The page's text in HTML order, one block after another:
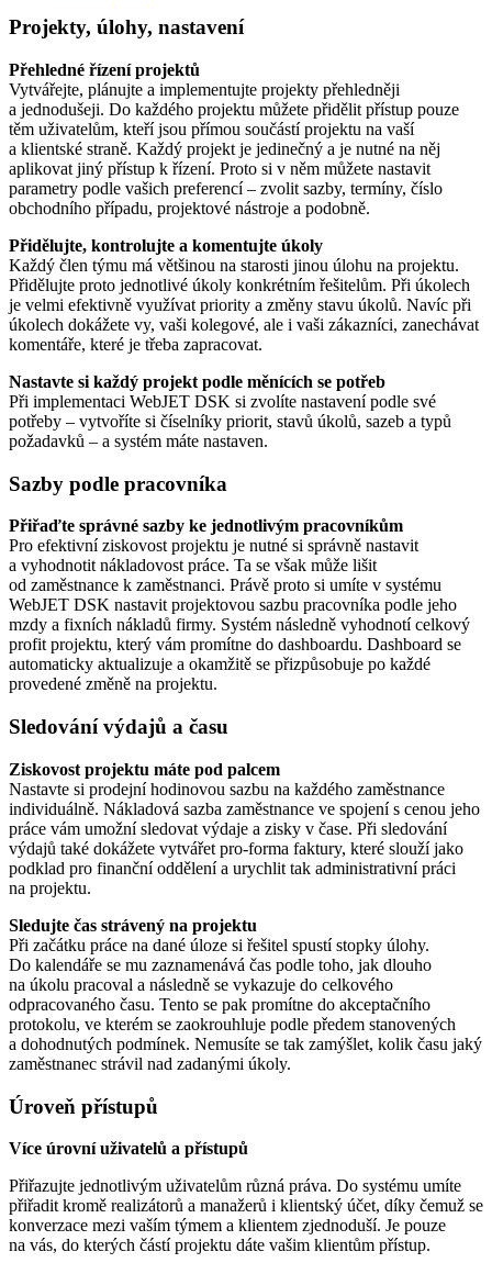
Projekty, úlohy, nastavení
Přehledné řízení projektů
Vytvářejte, plánujte a implementujte projekty přehledněji
a jednodušeji. Do každého projektu můžete přidělit přístup pouze
těm uživatelům, kteří jsou přímou součástí projektu na vaší
a klientské straně. Každý projekt je jedinečný a je nutné na něj
aplikovat jiný přístup k řízení. Proto si v něm můžete nastavit
parametry podle vašich preferencí – zvolit sazby, termíny, číslo
obchodního případu, projektové nástroje a podobně.
Přidělujte, kontrolujte a komentujte úkoly
Každý člen týmu má většinou na starosti jinou úlohu na projektu.
Přidělujte proto jednotlivé úkoly konkrétním řešitelům. Při úkolech
je velmi efektivně využívat priority a změny stavu úkolů. Navíc při
úkolech dokážete vy, vaši kolegové, ale i vaši zákazníci, zanechávat
komentáře, které je třeba zapracovat.
Nastavte si každý projekt podle měnících se potřeb
Při implementaci WebJET DSK si zvolíte nastavení podle své
potřeby – vytvoříte si číselníky priorit, stavů úkolů, sazeb a typů
požadavků – a systém máte nastaven.
Sazby podle pracovníka
Přiřaďte správné sazby ke jednotlivým pracovníkům
Pro efektivní ziskovost projektu je nutné si správně nastavit
a vyhodnotit nákladovost práce. Ta se však může lišit
od zaměstnance k zaměstnanci. Právě proto si umíte v systému
WebJET DSK nastavit projektovou sazbu pracovníka podle jeho
mzdy a fixních nákladů firmy. Systém následně vyhodnotí celkový
profit projektu, který vám promítne do dashboardu. Dashboard se
automaticky aktualizuje a okamžitě se přizpůsobuje po každé
provedené změně na projektu.
Sledování výdajů a času
Ziskovost projektu máte pod palcem
Nastavte si prodejní hodinovou sazbu na každého zaměstnance
individuálně. Nákladová sazba zaměstnance ve spojení s cenou jeho
práce vám umožní sledovat výdaje a zisky v čase. Při sledování
výdajů také dokážete vytvářet pro-forma faktury, které slouží jako
podklad pro finanční oddělení a urychlit tak administrativní práci
na projektu.
Sledujte čas strávený na projektu
Při začátku práce na dané úloze si řešitel spustí stopky úlohy.
Do kalendáře se mu zaznamenává čas podle toho, jak dlouho
na úkolu pracoval a následně se vykazuje do celkového
odpracovaného času. Tento se pak promítne do akceptačního
protokolu, ve kterém se zaokrouhluje podle předem stanovených
a dohodnutých podmínek. Nemusíte se tak zamýšlet, kolik času jaký
zaměstnanec strávil nad zadanými úkoly.
Úroveň přístupů
Více úrovní uživatelů a přístupů
Přiřazujte jednotlivým uživatelům různá práva. Do systému umíte
přiřadit kromě realizátorů a manažerů i klientský účet, díky čemuž se
konverzace mezi vaším týmem a klientem zjednoduší. Je pouze
na vás, do kterých částí projektu dáte vašim klientům přístup.